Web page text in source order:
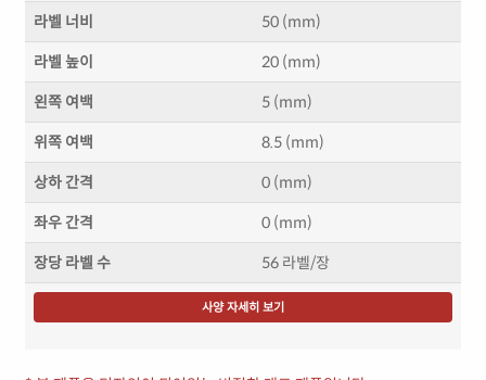
라벨 너비 50 (mm)
라벨 높이 20 (mm)
왼쪽 여백 5 (mm)
위쪽 여백 8.5 (mm)
상하 간격 0 (mm)
좌우 간격 0 (mm)
장당 라벨 수 56 라벨/장
사양 자세히 보기